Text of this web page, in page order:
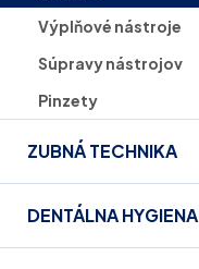
Výplňové nástroje
Súpravy nástrojov
Pinzety
ZUBNÁ TECHNIKA
DENTÁLNA HYGIENA